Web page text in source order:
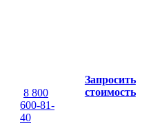
8 800
600-81-
40
Запросить
стоимость